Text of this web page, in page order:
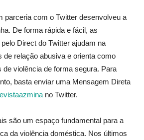
parceria com o Twitter desenvolveu a
De forma rápida e fácil, as
Direct do Twitter ajudam na
de relação abusiva e orienta como
de violência de forma segura. Para
basta enviar uma Mensagem Direta
no Twitter.
são um espaço fundamental para a
da violência doméstica. Nos últimos